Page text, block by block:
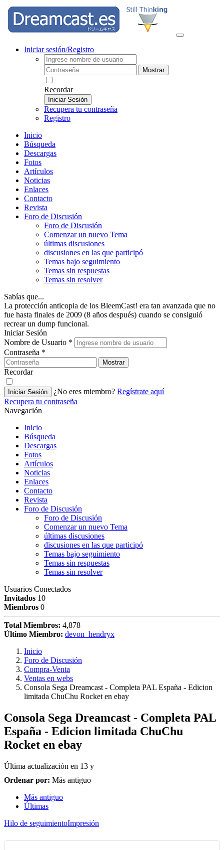
Iniciar sesión/Registro
Mostrar
Recordar
Iniciar Sesión
Recupera tu contraseña
Registro
Inicio
Búsqueda
Descargas
Fotos
Artículos
Noticias
Enlaces
Contacto
Revista
Foro de Discusión
Foro de Discusión
Comenzar un nuevo Tema
últimas discusiones
discusiones en las que participó
Temas bajo seguimiento
Temas sin respuestas
Temas sin resolver
Sabías que...
La protección anticopia de los BleemCast! era tan avanzada que no
fue hasta finales de 2009 (8 años después) cuando se consiguió
recrear un dump funcional.
Iniciar Sesión
Nombre de Usuario *
Contraseña *
Mostrar
Recordar
Iniciar Sesión ¿No eres miembro? Regístrate aquí
Recupera tu contraseña
Navegación
Inicio
Búsqueda
Descargas
Fotos
Artículos
Noticias
Enlaces
Contacto
Revista
Foro de Discusión
Foro de Discusión
Comenzar un nuevo Tema
últimas discusiones
discusiones en las que participó
Temas bajo seguimiento
Temas sin respuestas
Temas sin resolver
Usuarios Conectados
Invitados 10
Miembros 0
Total Miembros: 4,878
Último Miembro: devon_hendryx
Inicio
Foro de Discusión
Compra-Venta
Ventas en webs
Consola Sega Dreamcast - Completa PAL España - Edicion
limitada ChuChu Rocket en ebay
Consola Sega Dreamcast - Completa PAL
España - Edicion limitada ChuChu
Rocket en ebay
Última actualización en 13 y
Ordenar por: Más antiguo
Más antiguo
Últimas
Hilo de seguimientoImpresión